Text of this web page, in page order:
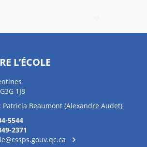
L’ÉCOLE
1J8
Patricia Beaumont (Alexandre Audet)
5544
2371